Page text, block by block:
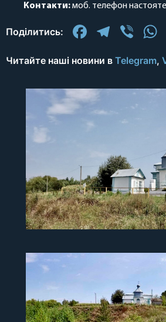
Контакти:моб. телефон
Поділитись: Facebook
Читайте наші новини в Telegram,